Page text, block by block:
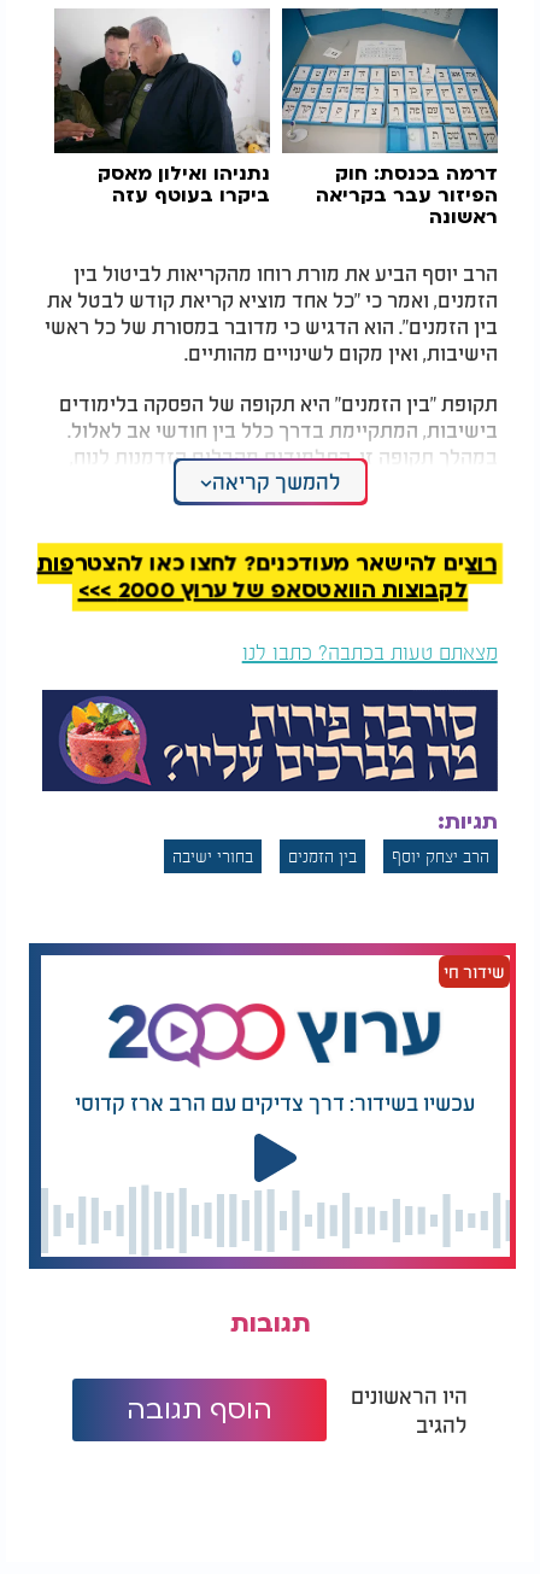
דרמה בכנסת: חוק
הפיזור עבר בקריאה
ראשונה
נתניהו ואילון מאסק
ביקרו בעוטף עזה
הרב יוסף הביע את מורת רוחו מהקריאות לביטול בין
הזמנים, ואמר כי "כל אחד מוציא קריאת קודש לבטל את
בין הזמנים". הוא הדגיש כי מדובר במסורת של כל ראשי
הישיבות, ואין מקום לשינויים מהותיים.
תקופת "בין הזמנים" היא תקופה של הפסקה בלימודים
בישיבות, המתקיימת בדרך כלל בין חודשי אב לאלול.
במהלך תקופה זו, התלמידים מקבלים הזדמנות לנוח,
להתאוורר ולעסוק בפעילויות אחרות, כמו לימוד עצמי,
התנדבות או עבודה.
בשנים האחרונות, נשמעו קריאות שונות לביטול בין
הזמנים, בטענה כי מדובר בזמן מבוזבז שפוגע ברצף
הלימודים. עם זאת, הרב יוסף, כמו גם רבנים בולטים
אחרים, מתנגדים לביטול זה ומדגישים את החשיבות של
תקופת המנוחה וההתאווררות לתלמידי הישיבות.
להמשך קריאה
רוצים להישאר מעודכנים? לחצו כאן להצטרפות
לקבוצות הוואטסאפ של ערוץ 2000 >>>
מצאתם טעות בכתבה? כתבו לנו
תגיות:
הרב יצחק יוסף בין הזמנים בחורי ישיבה
שידור חי
עכשיו בשידור: דרך צדיקים עם הרב ארז קדוסי
תגובות
היו הראשונים
להגיב
הוסף תגובה